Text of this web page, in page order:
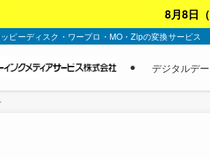
8月8日
ピーディスク・ワープロ・MO・Zipの変換サービス
デジタルデ